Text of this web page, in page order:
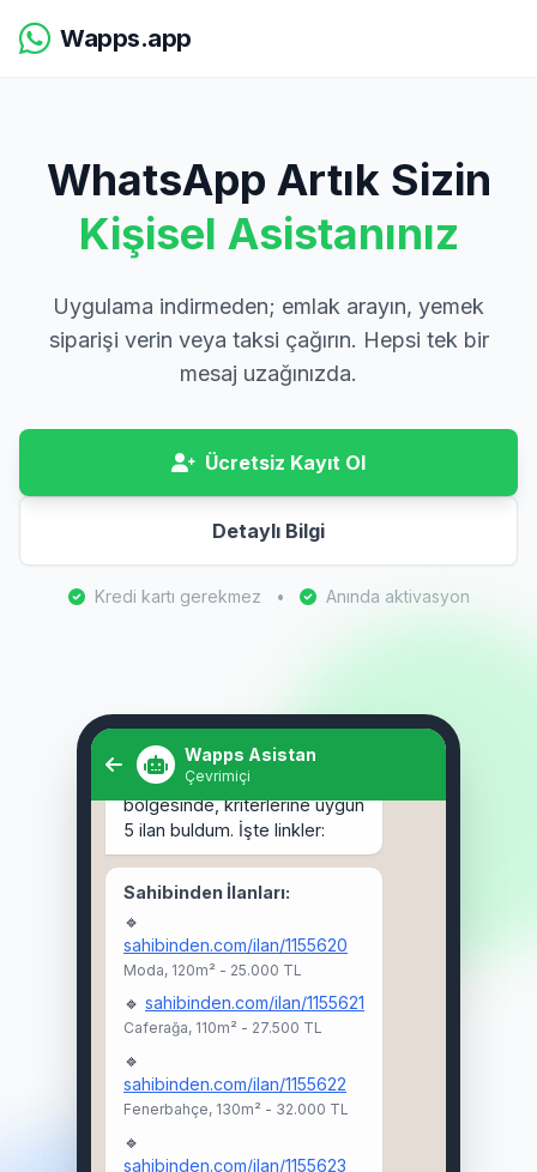
Wapps.app
WhatsApp Artık Sizin
Kişisel Asistanınız
Uygulama indirmeden; emlak arayın, yemek
siparişi verin veya taksi çağırın. Hepsi tek bir
mesaj uzağınızda.
Ücretsiz Kayıt Ol
Detaylı Bilgi
Kredi kartı gerekmez • Anında aktivasyon
Wapps Asistan
Çevrimiçi
ev arıyorum. 🏠
Selam Ahmet! 👋 Kadıköy
bölgesinde, kriterlerine uygun
5 ilan buldum. İşte linkler:
Sahibinden İlanları:
🔹
sahibinden.com/ilan/1155620
Moda, 120m² - 25.000 TL
🔹 sahibinden.com/ilan/1155621
Caferağa, 110m² - 27.500 TL
🔹
sahibinden.com/ilan/1155622
Fenerbahçe, 130m² - 32.000 TL
🔹
sahibinden.com/ilan/1155623